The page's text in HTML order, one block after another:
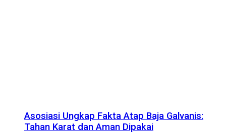
Asosiasi Ungkap Fakta Atap Baja Galvanis:
Tahan Karat dan Aman Dipakai